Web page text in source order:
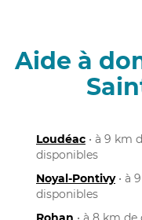
Aide à
Loudéac • à 9 km
disponibles
Noyal-Pontivy• à
disponibles